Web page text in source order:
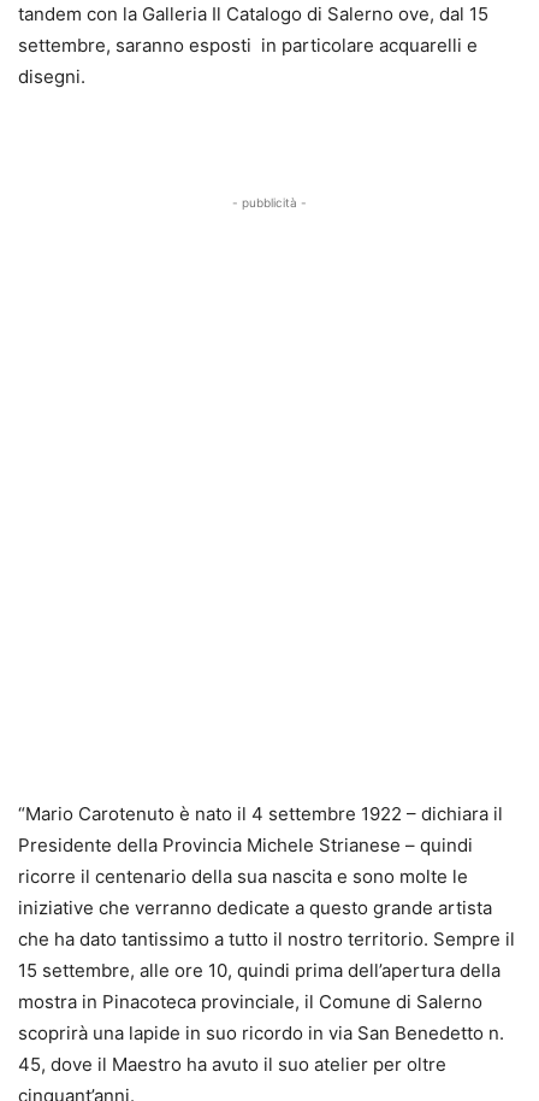
tandem con la Galleria Il Catalogo di Salerno ove, dal 15
settembre, saranno esposti in particolare acquarelli e
disegni.
- pubblicità -
“Mario Carotenuto è nato il 4 settembre 1922 – dichiara il
Presidente della Provincia Michele Strianese – quindi
ricorre il centenario della sua nascita e sono molte le
iniziative che verranno dedicate a questo grande artista
che ha dato tantissimo a tutto il nostro territorio. Sempre il
15 settembre, alle ore 10, quindi prima dell’apertura della
mostra in Pinacoteca provinciale, il Comune di Salerno
scoprirà una lapide in suo ricordo in via San Benedetto n.
45, dove il Maestro ha avuto il suo atelier per oltre
cinquant’anni.